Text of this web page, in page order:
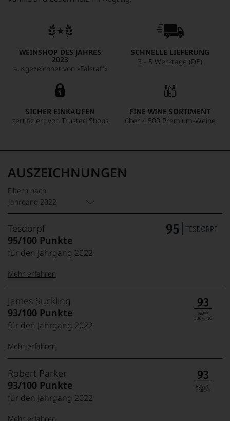
WEINSHOP DES JAHRES
2023
ausgezeichnet von »Falstaff«
SCHNELLE LIEFERUNG
3 - 5 Werktage (DE)
SICHER EINKAUFEN
zertifiziert von Trusted Shops
FINE WINE SORTIMENT
über 4.500 Premium-Weine
AUSZEICHNUNGEN
Filtern nach
Jahrgang 2022
Tesdorpf
95/100 Punkte
für den Jahrgang 2022
99–100 Punkte:
95–98 Punkte:
85–89 Punkte:
Tesdorpf
Der
Name
Tesdorpf
für
»Fine
Wine«,
für
die
edlen
der
Mehr erfahren
James Suckling
93/100 Punkte
für den Jahrgang 2022
100-95 Punkte:
90 Punkte und
James
Suckling
Der
Amerikaner
Mehr erfahren
Robert Parker
93/100 Punkte
für den Jahrgang 2022
Mehr erfahren